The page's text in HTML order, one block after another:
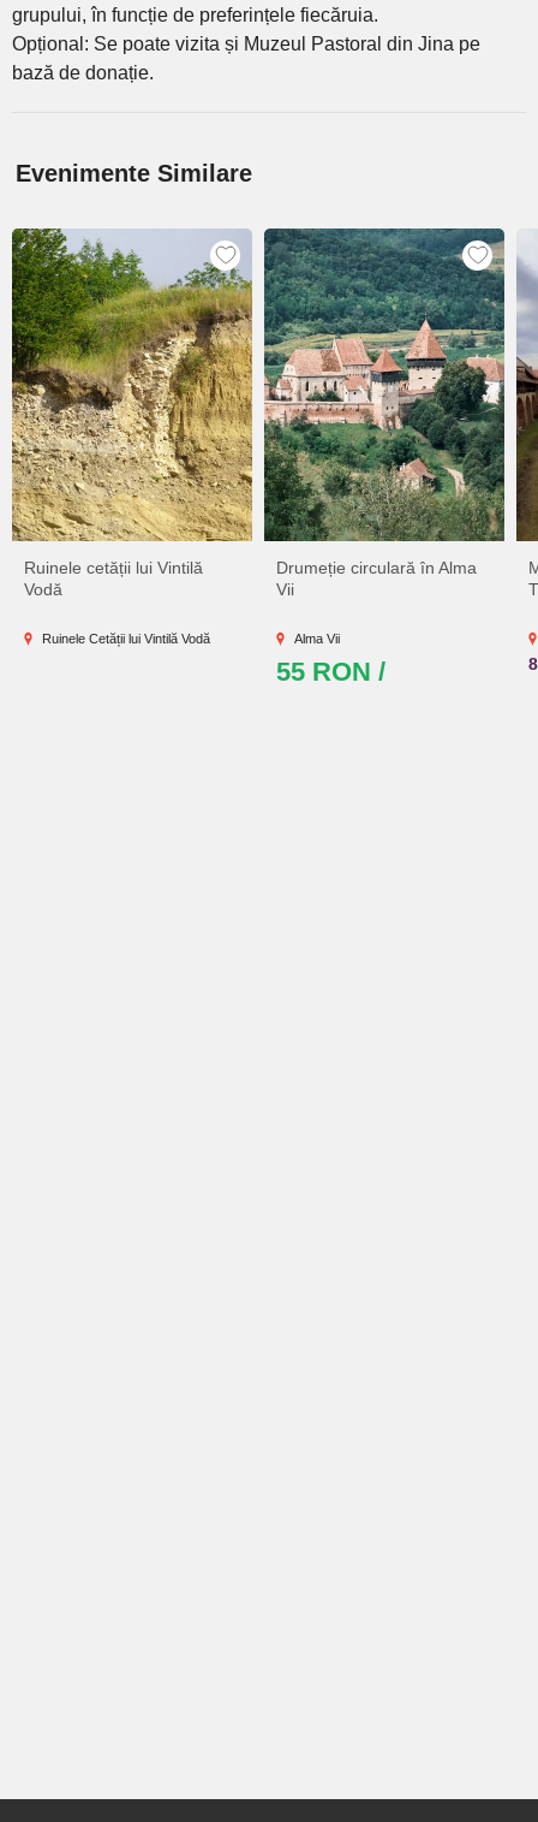
grupului, în funcție de preferințele fiecăruia.
Opțional: Se poate vizita și Muzeul Pastoral din Jina pe
bază de donație.
Evenimente Similare
Ruinele cetății lui Vintilă
Vodă
Ruinele Cetății lui Vintilă Vodă
Drumeție circulară în Alma
Vii
Alma Vii
55 RON /